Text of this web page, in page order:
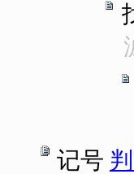
记号